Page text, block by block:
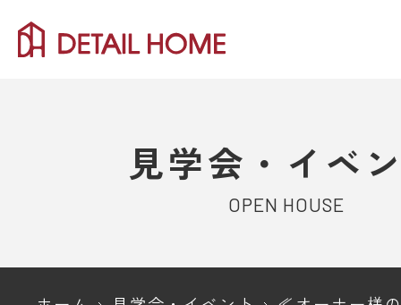
見学会・イベ
OPEN HOUSE